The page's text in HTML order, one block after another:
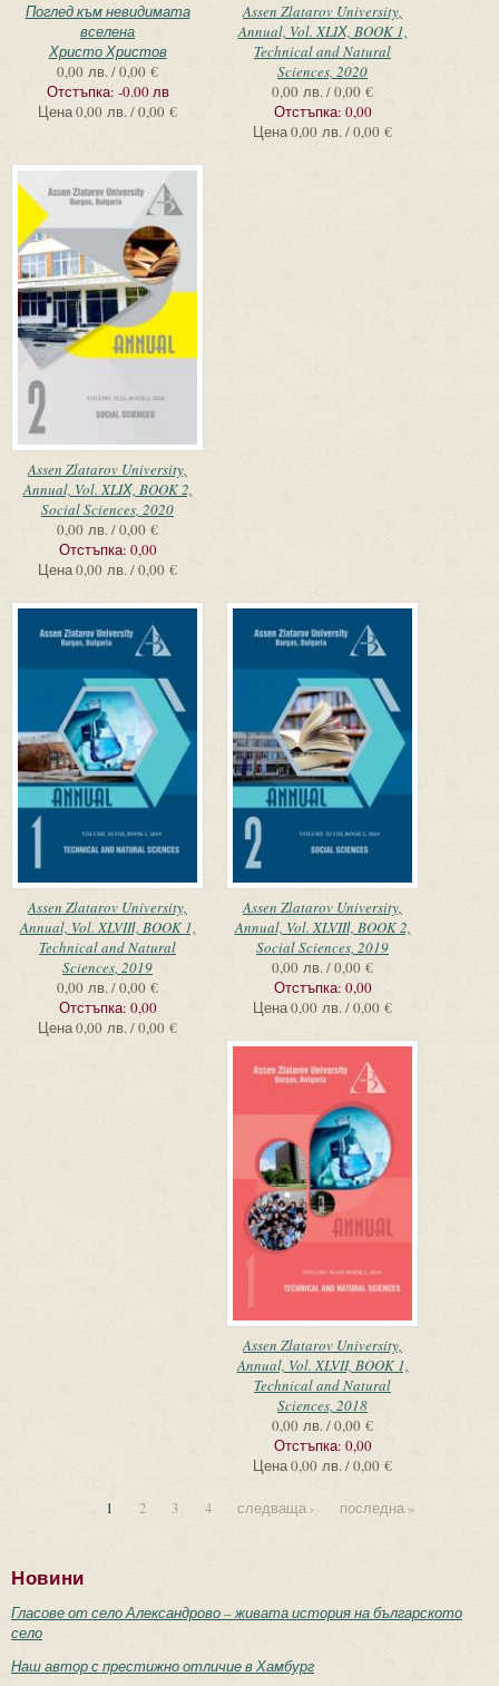
Поглед към невидимата
вселена
Христо Христов
0,00 лв. / 0,00 €
Отстъпка: -0.00 лв
Цена0,00 лв. / 0,00 €
Assen Zlatarov University,
Annual, Vol. XLIХ, BOOK 1,
Technical and Natural
Sciences, 2020
0,00 лв. / 0,00 €
Отстъпка: 0,00
Цена0,00 лв. / 0,00 €
Assen Zlatarov University,
Annual, Vol. XLIХ, BOOK 2,
Social Sciences, 2020
0,00 лв. / 0,00 €
Отстъпка: 0,00
Цена0,00 лв. / 0,00 €
Assen Zlatarov University,
Annual, Vol. XLVIIІ, BOOK 1,
Technical and Natural
Sciences, 2019
0,00 лв. / 0,00 €
Отстъпка: 0,00
Цена0,00 лв. / 0,00 €
Assen Zlatarov University,
Annual, Vol. XLVIIІ, BOOK 2,
Social Sciences, 2019
0,00 лв. / 0,00 €
Отстъпка: 0,00
Цена0,00 лв. / 0,00 €
Assen Zlatarov University,
Annual, Vol. XLVII, BOOK 1,
Technical and Natural
Sciences, 2018
0,00 лв. / 0,00 €
Отстъпка: 0,00
Цена0,00 лв. / 0,00 €
1 2 3 4 следваща › последна »
Новини
Гласове от село Александрово – живата история на българското
село
Наш автор с престижно отличие в Хамбург